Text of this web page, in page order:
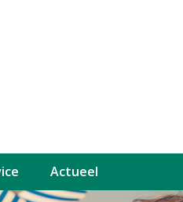
Actueel